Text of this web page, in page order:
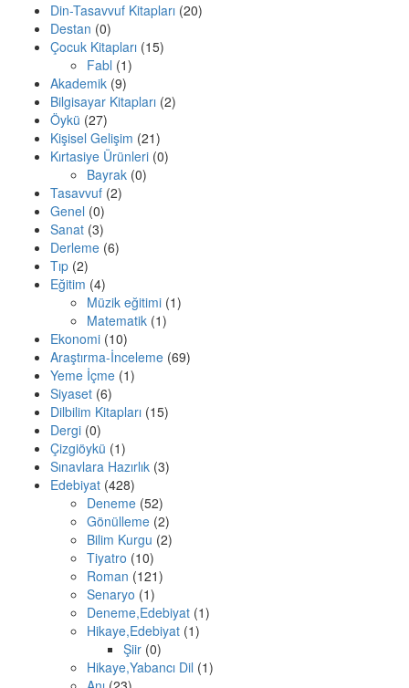
Din-Tasavvuf Kitapları (20)
Destan (0)
Çocuk Kitapları (15)
Fabl (1)
Akademik (9)
Bilgisayar Kitapları (2)
Öykü (27)
Kişisel Gelişim (21)
Kırtasiye Ürünleri (0)
Bayrak (0)
Tasavvuf (2)
Genel (0)
Sanat (3)
Derleme (6)
Tıp (2)
Eğitim (4)
Müzik eğitimi (1)
Matematik (1)
Ekonomi (10)
Araştırma-İnceleme (69)
Yeme İçme (1)
Siyaset (6)
Dilbilim Kitapları (15)
Dergi (0)
Çizgiöykü (1)
Sınavlara Hazırlık (3)
Edebiyat (428)
Deneme (52)
Gönülleme (2)
Bilim Kurgu (2)
Tiyatro (10)
Roman (121)
Senaryo (1)
Deneme,Edebiyat (1)
Hikaye,Edebiyat (1)
Şiir (0)
Hikaye,Yabancı Dil (1)